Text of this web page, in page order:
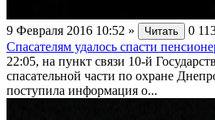
9 Февраля 2016 10:52 » Читать 0
Спасателям удалось спасти
22:05, на пункт связи 10-й
спасательной части по охране
поступила информация о...